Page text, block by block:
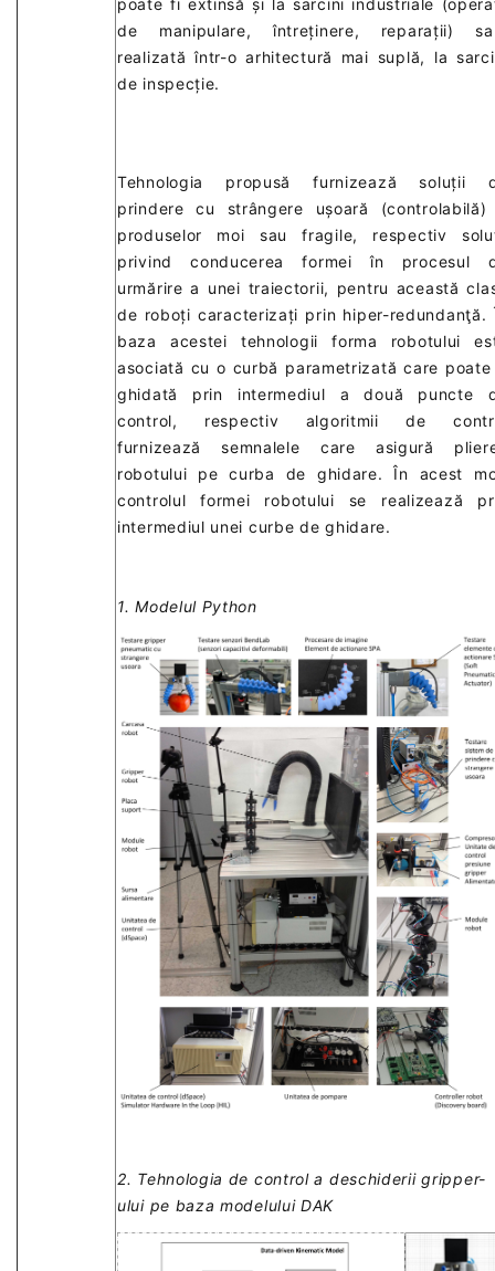
de manipulare, întreținere, reparații)
realizată într-o arhitectură mai suplă, la
de inspecție.
Tehnologia propusă furnizează soluții
prindere cu strângere ușoară (controlabilă)
produselor moi sau fragile, respectiv
privind conducerea formei în procesul
urmărire a unei traiectorii, pentru această
de roboți caracterizați prin hiper-redundanţă.
baza acestei tehnologii forma robotului
asociată cu o curbă parametrizată care
ghidată prin intermediul a două puncte
control, respectiv algoritmii de
furnizează semnalele care asigură
robotului pe curba de ghidare. În acest
controlul formei robotului se realizează
intermediul unei curbe de ghidare.
1. Modelul Python
2. Tehnologia de control a deschiderii gripper-
ului pe baza modelului DAK